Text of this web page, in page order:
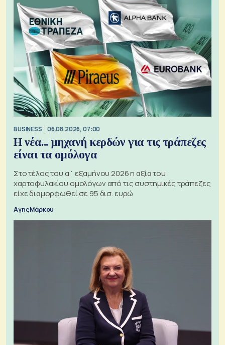
BUSINESS 06.08.2026, 07:00
Η νέα... μηχανή κερδών για τις τράπεζες
είναι τα ομόλογα
Στο τέλος του α΄ εξαμήνου 2026 η αξία του
χαρτοφυλακίου ομολόγων από τις συστημικές τράπεζες
είχε διαμορφωθεί σε 95 δισ. ευρώ
Αγης Μάρκου